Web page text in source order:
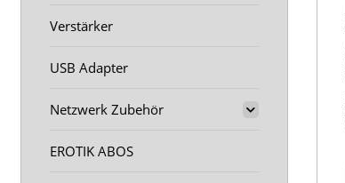
Verstärker
USB Adapter
Netzwerk Zubehör
EROTIK ABOS